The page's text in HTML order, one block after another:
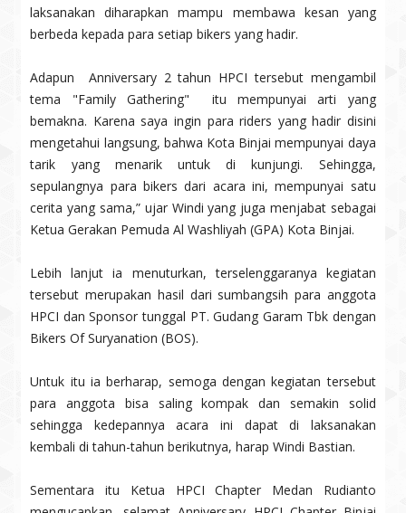
laksanakan diharapkan mampu membawa kesan yang
berbeda kepada para setiap bikers yang hadir.
Adapun Anniversary 2 tahun HPCI tersebut mengambil
tema "Family Gathering" itu mempunyai arti yang
bemakna. Karena saya ingin para riders yang hadir disini
mengetahui langsung, bahwa Kota Binjai mempunyai daya
tarik yang menarik untuk di kunjungi. Sehingga,
sepulangnya para bikers dari acara ini, mempunyai satu
cerita yang sama,” ujar Windi yang juga menjabat sebagai
Ketua Gerakan Pemuda Al Washliyah (GPA) Kota Binjai.
Lebih lanjut ia menuturkan, terselenggaranya kegiatan
tersebut merupakan hasil dari sumbangsih para anggota
HPCI dan Sponsor tunggal PT. Gudang Garam Tbk dengan
Bikers Of Suryanation (BOS).
Untuk itu ia berharap, semoga dengan kegiatan tersebut
para anggota bisa saling kompak dan semakin solid
sehingga kedepannya acara ini dapat di laksanakan
kembali di tahun-tahun berikutnya, harap Windi Bastian.
Sementara itu Ketua HPCI Chapter Medan Rudianto